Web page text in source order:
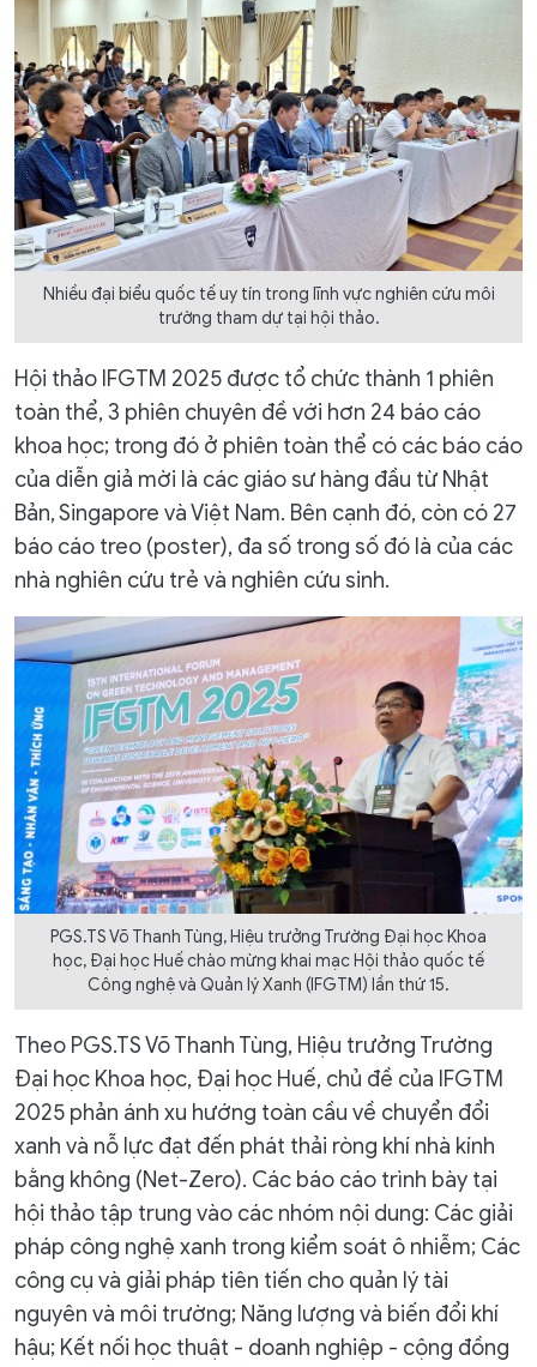
Nhiều đại biểu quốc tế uy tín trong lĩnh vực nghiên cứu môi
trường tham dự tại hội thảo.
Hội thảo IFGTM 2025 được tổ chức thành 1 phiên
toàn thể, 3 phiên chuyên đề với hơn 24 báo cáo
khoa học; trong đó ở phiên toàn thể có các báo cáo
của diễn giả mời là các giáo sư hàng đầu từ Nhật
Bản, Singapore và Việt Nam. Bên cạnh đó, còn có 27
báo cáo treo (poster), đa số trong số đó là của các
nhà nghiên cứu trẻ và nghiên cứu sinh.
PGS.TS Võ Thanh Tùng, Hiệu trưởng Trường Đại học Khoa
học, Đại học Huế chào mừng khai mạc Hội thảo quốc tế
Công nghệ và Quản lý Xanh (IFGTM) lần thứ 15.
Theo PGS.TS Võ Thanh Tùng, Hiệu trưởng Trường
Đại học Khoa học, Đại học Huế, chủ đề của IFGTM
2025 phản ánh xu hướng toàn cầu về chuyển đổi
xanh và nỗ lực đạt đến phát thải ròng khí nhà kính
bằng không (Net-Zero). Các báo cáo trình bày tại
hội thảo tập trung vào các nhóm nội dung: Các giải
pháp công nghệ xanh trong kiểm soát ô nhiễm; Các
công cụ và giải pháp tiên tiến cho quản lý tài
nguyên và môi trường; Năng lượng và biến đổi khí
hậu; Kết nối học thuật - doanh nghiệp - cộng đồng